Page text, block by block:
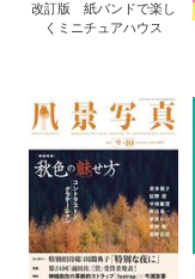
改訂版 紙バンドで楽し
くミニチュアハウス